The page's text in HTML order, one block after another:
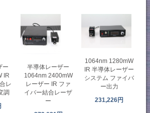
ー
IR
レ
調
半導体レーザー
1064nm 2400mW
レーザー IR ファ
イバー結合レーザ
ー
1064nm 1280mW
IR 半導体レーザー
システム ファイバ
ー出力
231,226円